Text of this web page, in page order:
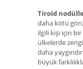
Tiroid
daha kötü
ilgili kişi için
ülkelerde
daha
büyük